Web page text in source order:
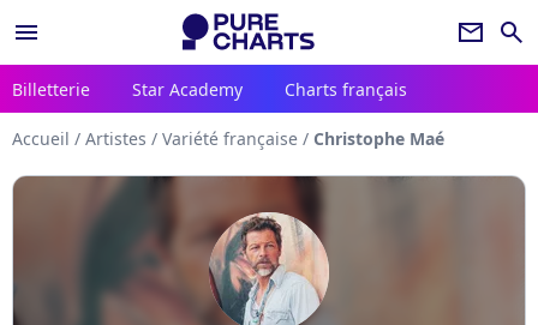
menu newsletter search
Billetterie Star Academy Charts français
Accueil / Artistes / Variété française / Christophe Maé